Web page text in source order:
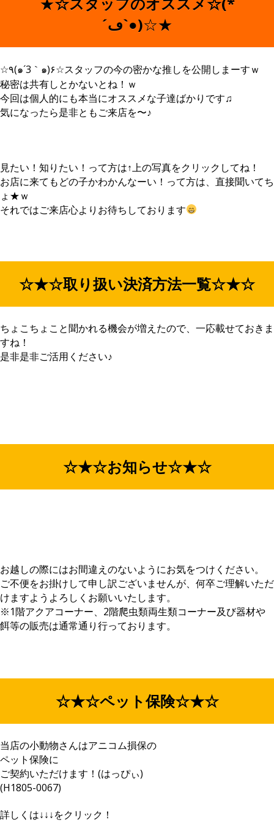
´ڡ`●)☆★
☆٩(๑´3｀๑)۶☆スタッフの今の密かな推しを公開しまーすｗ
秘密は共有しとかないとね！ｗ
今回は個人的にも本当にオススメな子達ばかりです♫
気になったら是非ともご来店を〜♪
見たい！知りたい！って方は↑上の写真をクリックしてね！
お店に来てもどの子かわかんなーい！って方は、直接聞いてち
ょ★ｗ
それではご来店心よりお待ちしております
☆★☆取り扱い決済方法一覧☆★☆
ちょこちょこと聞かれる機会が増えたので、一応載せておきま
すね！
是非是非ご活用ください♪
☆★☆お知らせ☆★☆
お越しの際にはお間違えのないようにお気をつけください。
ご不便をお掛けして申し訳ございませんが、何卒ご理解いただ
けますようよろしくお願いいたします。
※1階アクアコーナー、2階爬虫類両生類コーナー及び器材や
餌等の販売は通常通り行っております。
☆★☆ペット保険☆★☆
当店の小動物さんはアニコム損保の
ペット保険に
ご契約いただけます！(はっぴぃ)
(H1805-0067)
詳しくは↓↓↓をクリック！